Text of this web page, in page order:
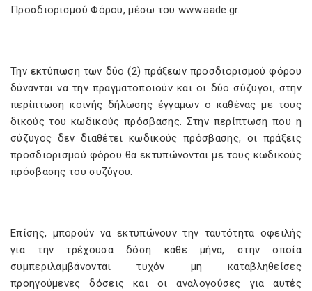
Προσδιορισμού Φόρου, μέσω του www.aade.gr.
Την εκτύπωση των δύο (2) πράξεων προσδιορισμού φόρου
δύνανται να την πραγματοποιούν και οι δύο σύζυγοι, στην
περίπτωση κοινής δήλωσης έγγαμων ο καθένας με τους
δικούς του κωδικούς πρόσβασης. Στην περίπτωση που η
σύζυγος δεν διαθέτει κωδικούς πρόσβασης, οι πράξεις
προσδιορισμού φόρου θα εκτυπώνονται με τους κωδικούς
πρόσβασης του συζύγου.
Επίσης, μπορούν να εκτυπώνουν την ταυτότητα οφειλής
για την τρέχουσα δόση κάθε μήνα, στην οποία
συμπεριλαμβάνονται τυχόν μη καταβληθείσες
προηγούμενες δόσεις και οι αναλογούσες για αυτές